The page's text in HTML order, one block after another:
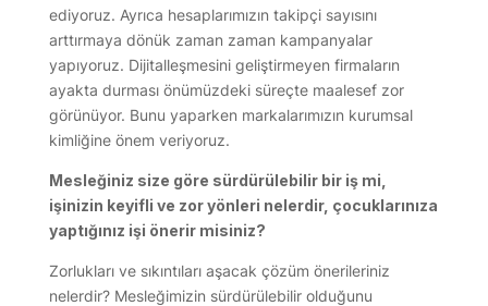
ediyoruz. Ayrıca hesaplarımızın takipçi sayısını
arttırmaya dönük zaman zaman kampanyalar
yapıyoruz. Dijitalleşmesini geliştirmeyen firmaların
ayakta durması önümüzdeki süreçte maalesef zor
görünüyor. Bunu yaparken markalarımızın kurumsal
kimliğine önem veriyoruz.
Mesleğiniz size göre sürdürülebilir bir iş mi,
işinizin keyifli ve zor yönleri nelerdir, çocuklarınıza
yaptığınız işi önerir misiniz?
Zorlukları ve sıkıntıları aşacak çözüm önerileriniz
nelerdir? Mesleğimizin sürdürülebilir olduğunu